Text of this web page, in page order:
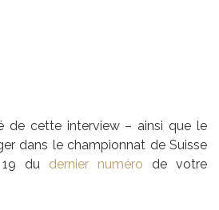
de cette interview – ainsi que le
dans le championnat de Suisse
du dernier numéro de votre